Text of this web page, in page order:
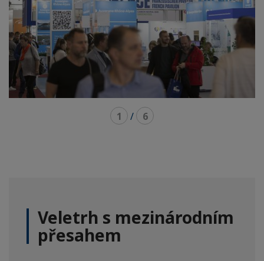
1 / 6
Veletrh s mezinárodním
přesahem